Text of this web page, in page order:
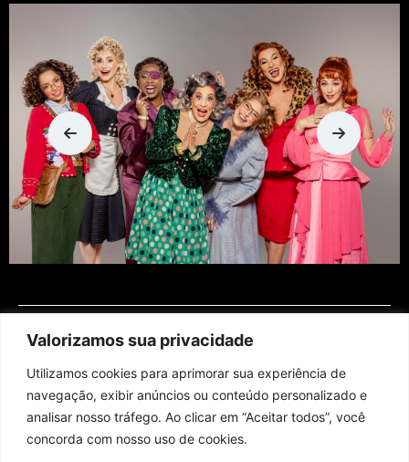
Valorizamos sua privacidade
Utilizamos cookies para aprimorar sua experiência de
navegação, exibir anúncios ou conteúdo personalizado e
analisar nosso tráfego. Ao clicar em “Aceitar todos”, você
concorda com nosso uso de cookies.
Assine nossa newsletter